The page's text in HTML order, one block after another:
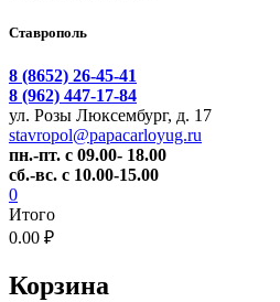
Ставрополь
8 (8652) 26-45-41
8 (962) 447-17-84
ул. Розы Люксембург, д. 17
stavropol@papacarloyug.ru
пн.-пт. с 09.00- 18.00
сб.-вс. с 10.00-15.00
0
Итого
0.00 ₽
Корзина